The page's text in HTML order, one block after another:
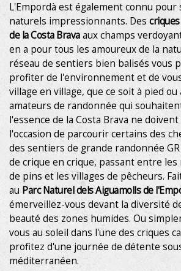
Le Gîte
Chambres
Appartement
Photos
Experiences
Cartes cadeaux
Localisation
Contact
Découvrez
L'Empordà est également connu pour
naturels impressionnants. Des
de la Costa Bravaaux champs
en a pour tous les amoureux de la
réseau de sentiers bien balisés vous
profiter de l'environnement et de
village en village, que ce soit à pied ou
amateurs de randonnée qui
l'essence de la Costa Brava ne
l'occasion de parcourir certains des
des sentiers de grande randonnée
de crique en crique, passant entre
de pins et les villages de pêcheurs.
au Parc Naturel dels Aiguamolls de
émerveillez-vous devant la diversité
beauté des zones humides. Ou
vous au soleil dans l'une des criques
profitez d'une journée de détente
méditerranéen.